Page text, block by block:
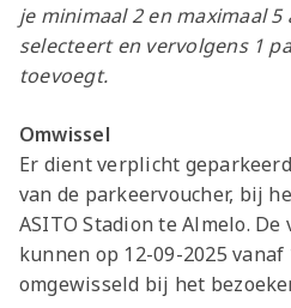
je minimaal 2 en maximaal
selecteert en vervolgens 1
toevoegt.
Omwissel
Er dient verplicht
van de parkeervoucher, bij
ASITO Stadion te Almelo.
kunnen op 12-09-2025 vanaf
omgewisseld bij het